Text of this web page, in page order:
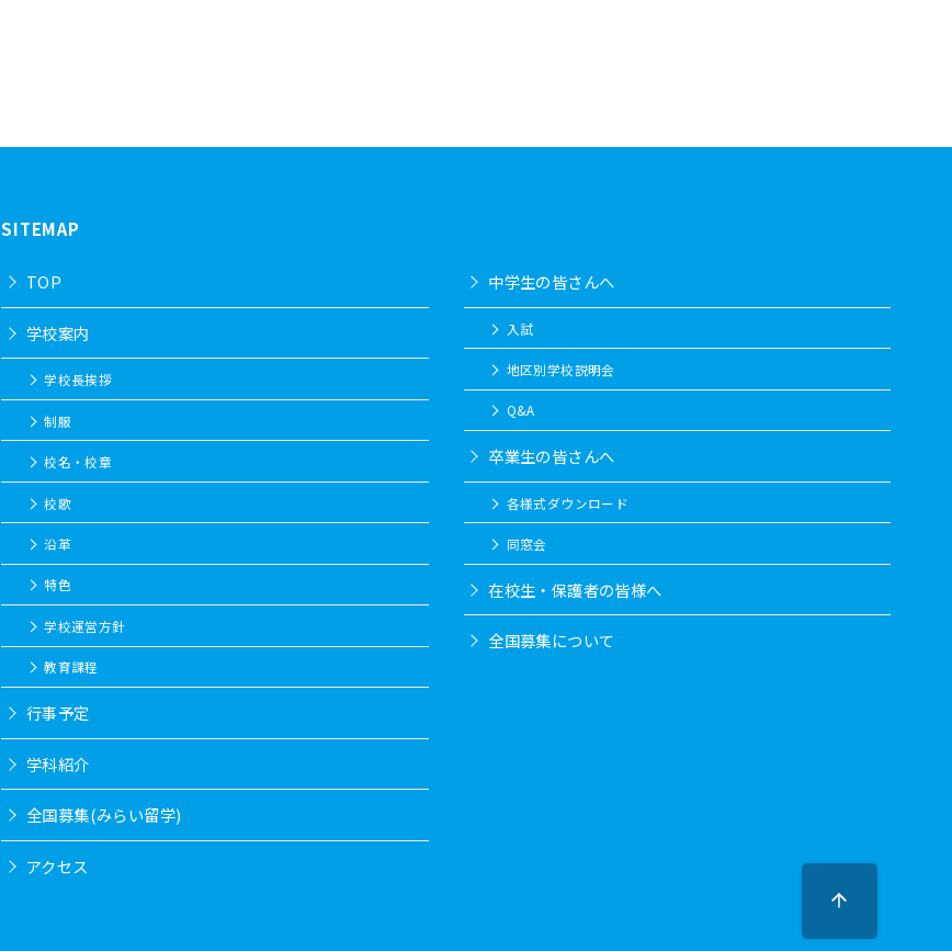
SITEMAP
TOP
学校案内
学校長挨拶
制服
校名・校章
校歌
沿革
特色
学校運営方針
教育課程
行事予定
学科紹介
全国募集(みらい留学)
アクセス
中学生の皆さんへ
入試
地区別学校説明会
Q&A
卒業生の皆さんへ
各様式ダウンロード
同窓会
在校生・保護者の皆様へ
全国募集について